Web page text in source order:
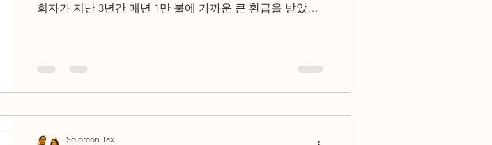
회자가 지난 3년간 매년 1만 불에 가까운 큰 환급을 받았는
Solomon Tax